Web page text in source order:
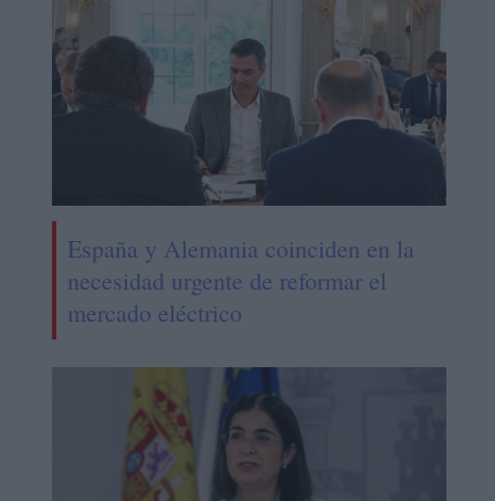
España y Alemania coinciden en la
necesidad urgente de reformar el
mercado eléctrico